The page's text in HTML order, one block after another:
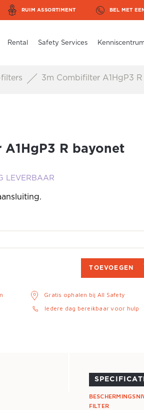
RUIM ASSORTIMENT BEL MET
Rental Safety Services
3m Combifilter A1HgP3
R bayonet
LEVERBAAR
TOEVOEGEN
Gratis ophalen bij All Safety
Iedere dag bereikbaar voor hulp
FILTER